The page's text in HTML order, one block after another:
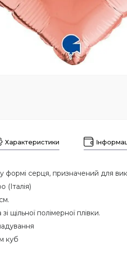
Характеристики
формі серця, призначений для
щільної полімерної плівки.
куб